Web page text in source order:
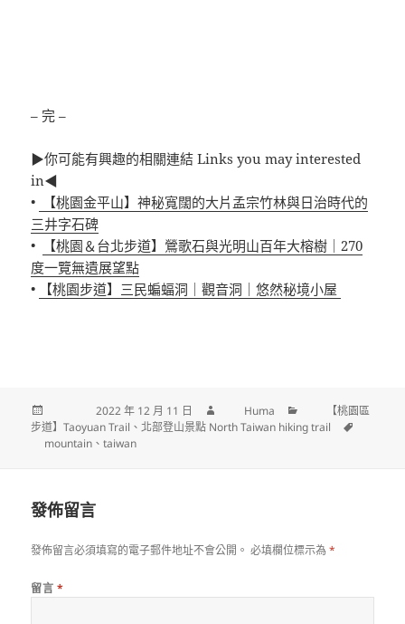
– 完 –
▶你可能有興趣的相關連結 Links you may interested
in◀
•
【桃園金平山】神秘寬闊的大片孟宗竹林與日治時代的
三井字石碑
•
【桃園＆台北步道】鶯歌石與光明山百年大榕樹｜270
度一覽無遺展望點
•
【桃園步道】三民蝙蝠洞｜觀音洞｜悠然秘境小屋
發佈日期:2022 年 12 月 11 日 Huma
【桃園區
步道】Taoyuan Trail 、北部登山景點 North Taiwan hiking trail
mountain 、taiwan
發佈留言
發佈留言必須填寫的電子郵件地址不會公開。 必填欄位標示為*
留言 *